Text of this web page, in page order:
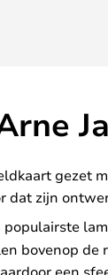
gezet
zijn
bovenop
een